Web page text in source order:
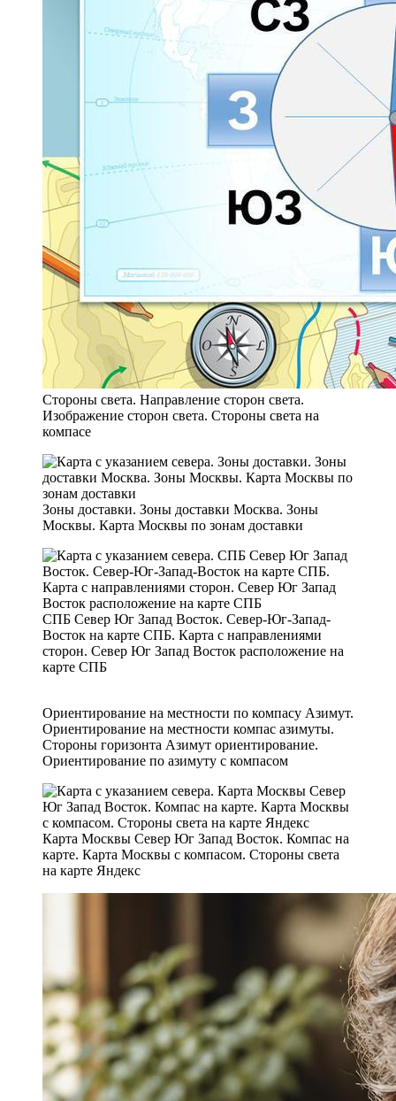
Стороны света. Направление сторон света.
Изображение сторон света. Стороны света на
компасе
Зоны доставки. Зоны доставки Москва. Зоны
Москвы. Карта Москвы по зонам доставки
СПБ Север Юг Запад Восток. Север-Юг-Запад-
Восток на карте СПБ. Карта с направлениями
сторон. Север Юг Запад Восток расположение на
карте СПБ
Ориентирование на местности по компасу Азимут.
Ориентирование на местности компас азимуты.
Стороны горизонта Азимут ориентирование.
Ориентирование по азимуту с компасом
Карта Москвы Север Юг Запад Восток. Компас на
карте. Карта Москвы с компасом. Стороны света
на карте Яндекс